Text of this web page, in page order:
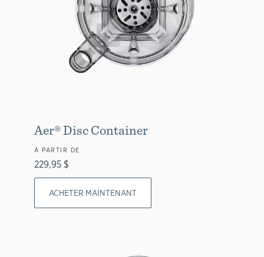
Aer® Disc Container
À PARTIR DE
229,95 $
ACHETER MAINTENANT